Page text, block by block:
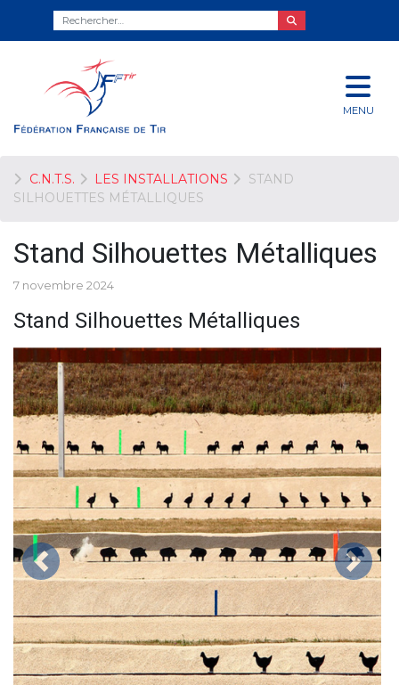
MENU
C.N.T.S. LES INSTALLATIONS
STAND
SILHOUETTES MÉTALLIQUES
Stand Silhouettes Métalliques
7 novembre 2024
Stand Silhouettes Métalliques
Précédent